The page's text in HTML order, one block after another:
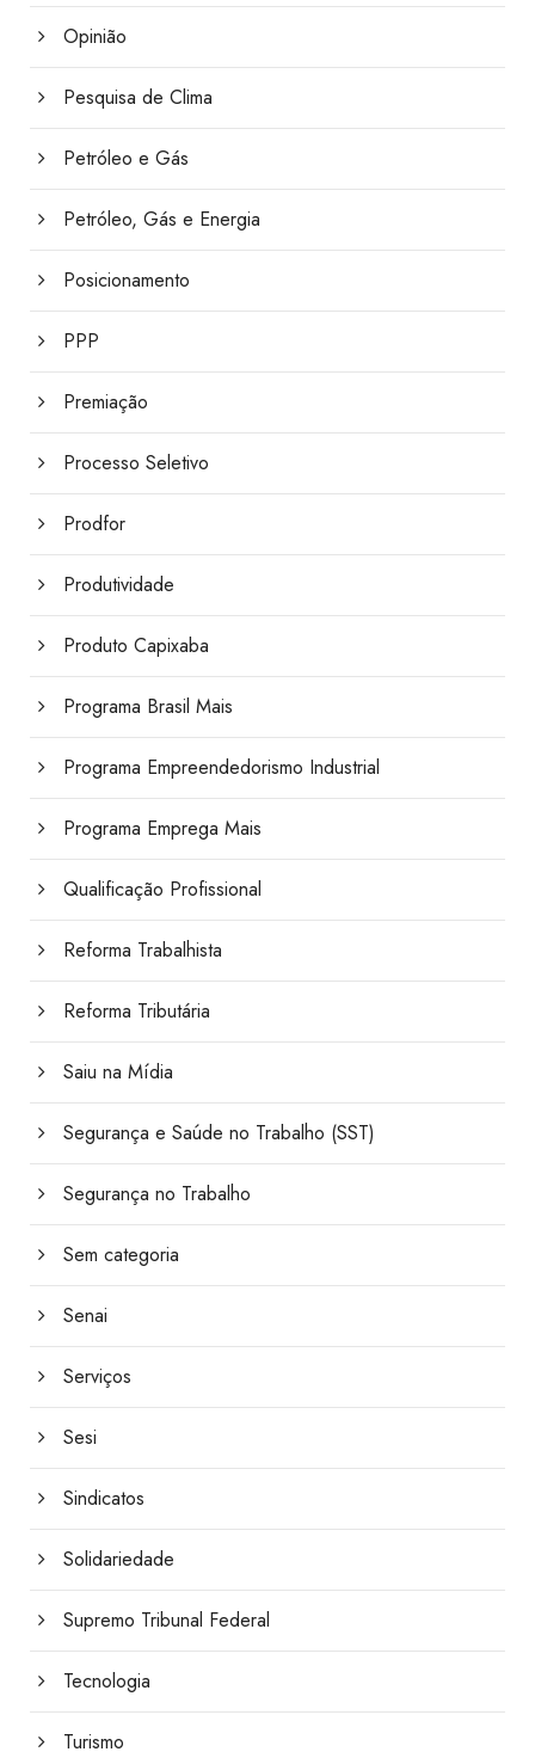
Opinião
Pesquisa de Clima
Petróleo e Gás
Petróleo, Gás e Energia
Posicionamento
PPP
Premiação
Processo Seletivo
Prodfor
Produtividade
Produto Capixaba
Programa Brasil Mais
Programa Empreendedorismo Industrial
Programa Emprega Mais
Qualificação Profissional
Reforma Trabalhista
Reforma Tributária
Saiu na Mídia
Segurança e Saúde no Trabalho (SST)
Segurança no Trabalho
Sem categoria
Senai
Serviços
Sesi
Sindicatos
Solidariedade
Supremo Tribunal Federal
Tecnologia
Turismo